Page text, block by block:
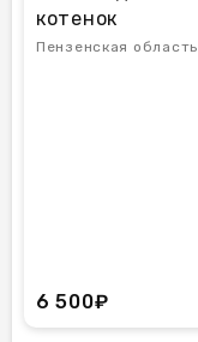
котенок
Пензенская область
6 500₽